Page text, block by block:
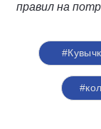
правил на